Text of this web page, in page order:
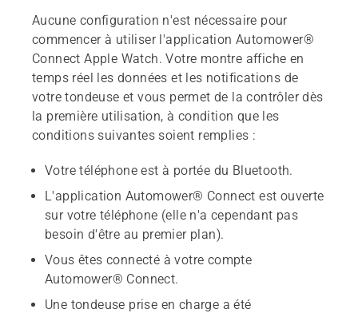
Aucune configuration n'est nécessaire pour
commencer à utiliser l'application Automower®
Connect Apple Watch. Votre montre affiche en
temps réel les données et les notifications de
votre tondeuse et vous permet de la contrôler dès
la première utilisation, à condition que les
conditions suivantes soient remplies :
Votre téléphone est à portée du Bluetooth.
L'application Automower® Connect est ouverte
sur votre téléphone (elle n'a cependant pas
besoin d'être au premier plan).
Vous êtes connecté à votre compte
Automower® Connect.
Une tondeuse prise en charge a été